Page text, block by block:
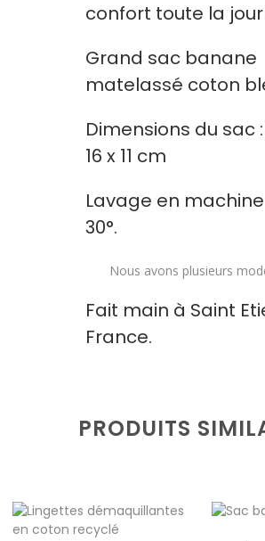
confort toute la
Grand sac banane
matelassé coton
Dimensions du sac :
16 x 11 cm
Lavage en
30°.
Nous avons plusieurs
Fait main à Saint
France.
PRODUITS